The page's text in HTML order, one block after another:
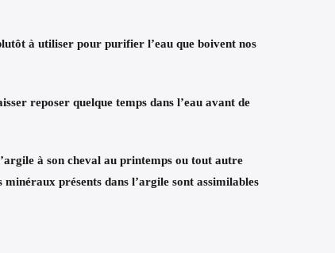
à utiliser pour purifier l’eau que boivent nos
reposer quelque temps dans l’eau avant de
à son cheval au printemps ou tout autre
présents dans l’argile sont assimilables